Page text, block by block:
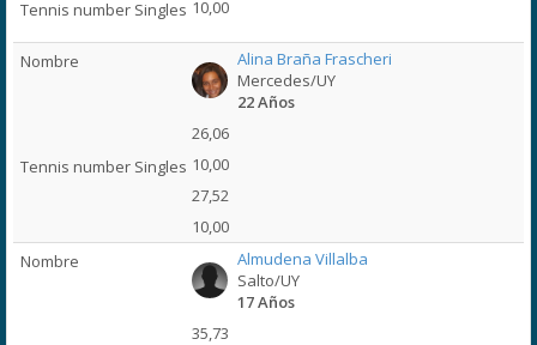
10,00
Alina Braña Frascheri
Mercedes/UY
22 Años
26,06
10,00
27,52
10,00
Almudena Villalba
Salto/UY
17 Años
35,73